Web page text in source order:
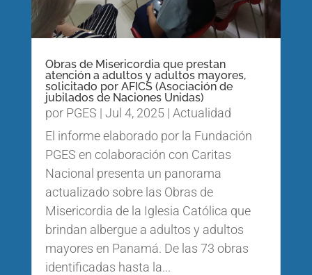
Obras de Misericordia que prestan
atención a adultos y adultos mayores,
solicitado por AFICS (Asociación de
jubilados de Naciones Unidas)
por PGES | Jul 4, 2025| Actualidad
El informe elaborado por la Fundación
PGES en colaboración con Caritas
Nacional presenta un panorama
actualizado sobre las Obras de
Misericordia de la Iglesia Católica que
brindan albergue a adultos y adultos
mayores en Panamá. De las 73 obras
identificadas hasta la...